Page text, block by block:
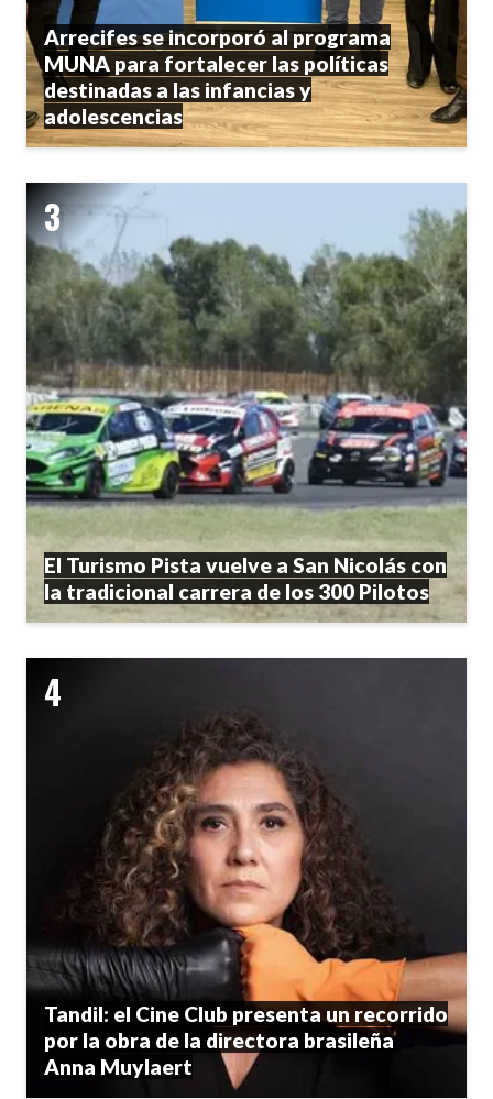
Arrecifes se incorporó al programa
MUNA para fortalecer las políticas
destinadas a las infancias y
adolescencias
El Turismo Pista vuelve a San Nicolás con
la tradicional carrera de los 300 Pilotos
Tandil: el Cine Club presenta un recorrido
por la obra de la directora brasileña
Anna Muylaert